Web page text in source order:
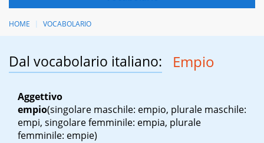
HOME VOCABOLARIO
Dal vocabolario italiano: Empio
Aggettivo
empio(singolare maschile: empio, plurale maschile:
empi, singolare femminile: empia, plurale
femminile: empie)